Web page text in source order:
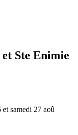
Ste Enimie
samedi 27 aoû